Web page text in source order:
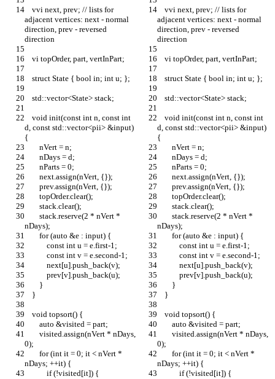
adjacent vertices: next - normal
direction, prev - reversed
direction
adjacent vertices: next - normal
direction, prev - reversed
direction
    vi topOrder, part, vertInPart;
    vi topOrder, part, vertInPart;
    struct State { bool in; int u; };
    struct State { bool in; int u; };
    std::vector<State> stack;
    std::vector<State> stack;
d, const std::vector<pii> &input)
{
d, const std::vector<pii> &input)
{
        nVert = n;
        nVert = n;
        nDays = d;
        nDays = d;
        nParts = 0;
        nParts = 0;
        next.assign(nVert, {});
        next.assign(nVert, {});
        prev.assign(nVert, {});
        prev.assign(nVert, {});
        topOrder.clear();
        topOrder.clear();
        stack.clear();
        stack.clear();
nDays);
nDays);
        for (auto &e : input) {
        for (auto &e : input) {
            const int u = e.first-1;
            const int u = e.first-1;
            const int v = e.second-1;
            const int v = e.second-1;
            next[u].push_back(v);
            next[u].push_back(v);
            prev[v].push_back(u);
            prev[v].push_back(u);
        }
        }
    }
    }
    void topsort() {
    void topsort() {
        auto &visited = part;
        auto &visited = part;
0);
0);
nDays; ++it) {
nDays; ++it) {
            if (!visited[it]) {
            if (!visited[it]) {